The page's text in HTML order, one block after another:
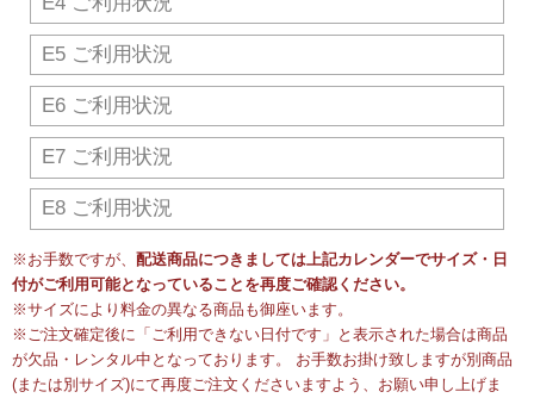
E5 ご利用状況
E6 ご利用状況
E7 ご利用状況
E8 ご利用状況
※お手数ですが、 配送商品につきましては上記カレンダーでサイズ・日
付がご利用可能となっていることを再度ご確認ください。
※サイズにより料金の異なる商品も御座います。
※ご注文確定後に「ご利用できない日付です」と表示された場合は商品
が欠品・レンタル中となっております。 お手数お掛け致しますが別商品
(または別サイズ)にて再度ご注文くださいますよう、お願い申し上げま